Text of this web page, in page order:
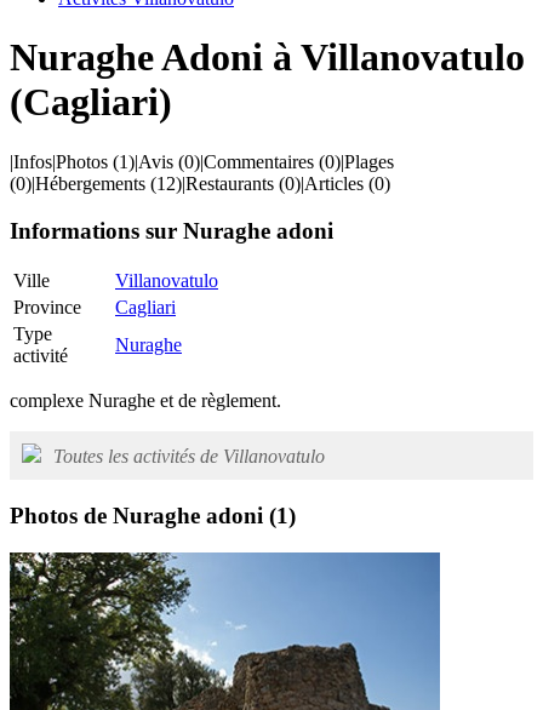
Nuraghe Adoni à Villanovatulo
(Cagliari)
|Infos|Photos (1)|Avis (0)|Commentaires (0)|Plages
(0)|Hébergements (12)|Restaurants (0)|Articles (0)
Informations sur Nuraghe adoni
Ville
Villanovatulo
Province
Cagliari
Type
activité
Nuraghe
complexe Nuraghe et de règlement.
Toutes les activités de Villanovatulo
Photos de Nuraghe adoni (1)